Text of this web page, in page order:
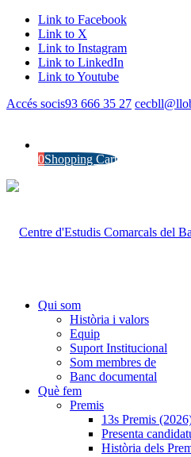
Link to Facebook
Link to X
Link to Instagram
Link to LinkedIn
Link to Youtube
Accés socis93 666 35 27
0Shopping Cart
Qui som
Història i valors
Equip
Suport Institucional
Som membres de
Banc documental
Què fem
Premis
13s Premis
Presenta
Història dels